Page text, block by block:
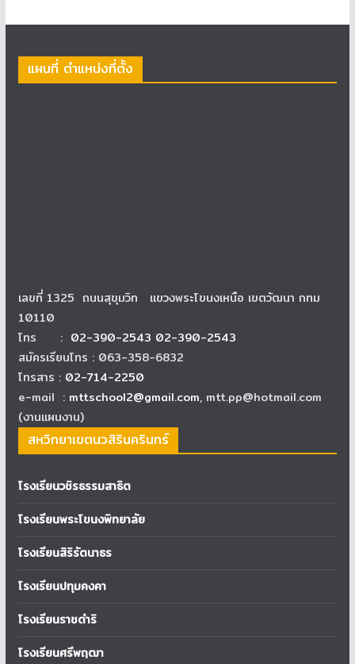
แผนที่ ตำแหน่งที่ตั้ง
เลขที่ 1325 ถนนสุขุมวิท แขวงพระโขนงเหนือ เขตวัฒนา กทม
10110
โทร : 02-390-2543 02-390-2543
สมัครเรียนโทร : 063-358-6832
โทรสาร : 02-714-2250
e-mail : mttschool2@gmail.com, mtt.pp@hotmail.com
(งานแผนงาน)
สหวิทยาเขตนวสิรินครินทร์
โรงเรียนวชิรธรรมสาธิต
โรงเรียนพระโขนงพิทยาลัย
โรงเรียนสิริรัตนาธร
โรงเรียนปทุมคงคา
โรงเรียนราชดำริ
โรงเรียนศรีพฤฒา